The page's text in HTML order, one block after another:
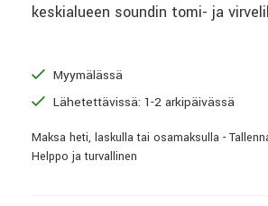
keskialueen soundin tomi- ja
Myymälässä
Lähetettävissä: 1-2 arkipäivässä
Maksa heti, laskulla tai osamaksulla -
Helppo ja turvallinen